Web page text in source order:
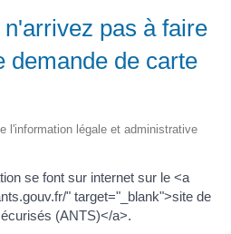
pas à faire
demande de carte
l'information légale et administrative
se font sur internet sur le <a
" target="_blank">site de
(ANTS)</a>.